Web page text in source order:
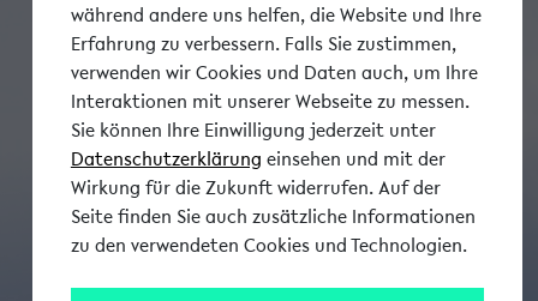
während andere uns helfen, die Website und Ihre
Erfahrung zu verbessern. Falls Sie zustimmen,
verwenden wir Cookies und Daten auch, um Ihre
Interaktionen mit unserer Webseite zu messen.
Sie können Ihre Einwilligung jederzeit unter
Datenschutzerklärung einsehen und mit der
Wirkung für die Zukunft widerrufen. Auf der
Seite finden Sie auch zusätzliche Informationen
zu den verwendeten Cookies und Technologien.